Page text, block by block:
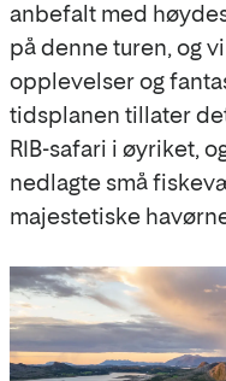
anbefalt med
på denne turen, og
opplevelser og
tidsplanen tillater
RIB-safari i øyriket,
nedlagte små
majestetiske